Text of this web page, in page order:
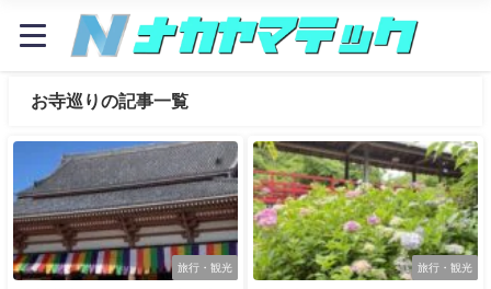
お寺巡りの記事一覧
旅行・観光 旅行・観光